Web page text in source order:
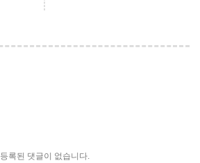
등록된 댓글이 없습니다.